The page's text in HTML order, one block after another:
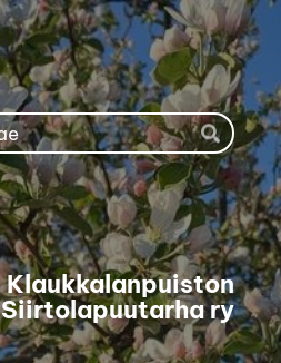
Haku
Hae
Klaukkalanpuiston
Siirtolapuutarha ry